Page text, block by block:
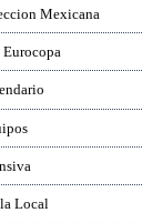
Mexicana
Eurocopa
Local